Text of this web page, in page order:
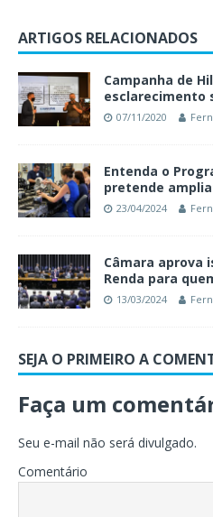
ARTIGOS RELACIONADOS
Campanha de
esclarecimento
07/11/2020
Entenda o
pretende
23/04/2024
Câmara aprova
Renda para
13/03/2024
SEJA O PRIMEIRO A
Faça um
Seu e-mail não será divulgado.
Comentário